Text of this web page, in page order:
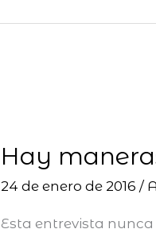
Hay
24 de enero de 2016/
Esta entrevista
de
vivir